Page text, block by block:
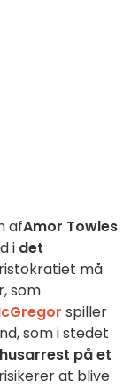
afAmor Towles
i det
må
som
spiller
som i stedet
husarrest på et
at blive